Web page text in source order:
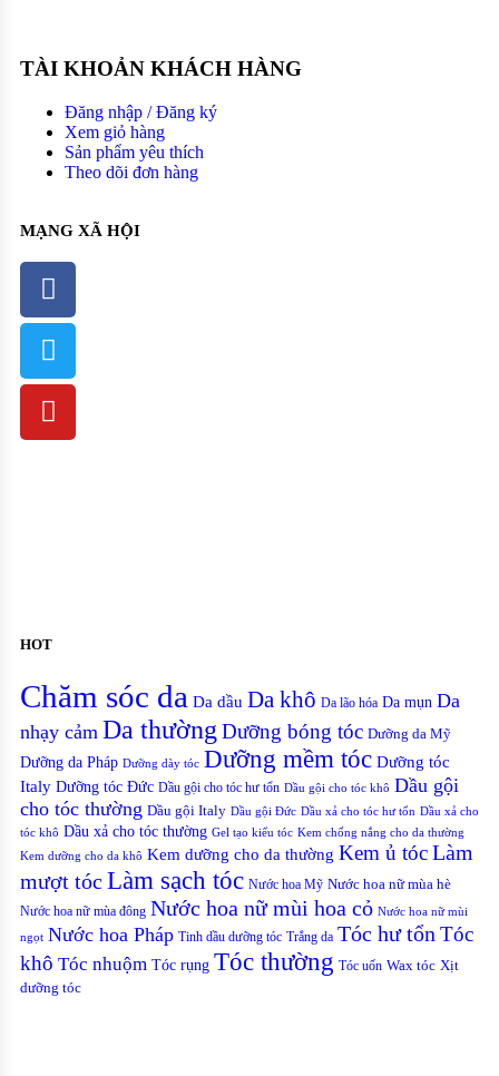
TÀI KHOẢN KHÁCH HÀNG
Đăng nhập / Đăng ký
Xem giỏ hàng
Sản phẩm yêu thích
Theo dõi đơn hàng
MẠNG XÃ HỘI
HOT
Chăm sóc da Da dầu Da khô Da lão hóa Da mụn Da
nhạy cảm Da thường Dưỡng bóng tóc Dưỡng da Mỹ
Dưỡng da Pháp Dưỡng dày tóc Dưỡng mềm tóc Dưỡng tóc
Italy Dưỡng tóc Đức Dầu gội cho tóc hư tổn Dầu gội cho tóc khô Dầu gội
cho tóc thường Dầu gội Italy Dầu gội Đức Dầu xả cho tóc hư tổn Dầu xả cho
tóc khô Dầu xả cho tóc thường Gel tạo kiểu tóc Kem chống nắng cho da thường
Kem dưỡng cho da khô Kem dưỡng cho da thường Kem ủ tócLàm
mượt tóc Làm sạch tóc Nước hoa Mỹ Nước hoa nữ mùa hè
Nước hoa nữ mùa đông Nước hoa nữ mùi hoa cỏ Nước hoa nữ mùi
ngọt Nước hoa Pháp Tinh dầu dưỡng tóc Trắng da Tóc hư tổn Tóc
khô Tóc nhuộm Tóc rụng Tóc thường Tóc uốn Wax tóc Xịt
dưỡng tóc